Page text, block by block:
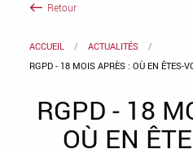
Retour
ACCUEIL
ACTUALITÉS
RGPD - 18 MOIS APRÈS : OÙ EN ÊTES-
RGPD - 18
OÙ EN